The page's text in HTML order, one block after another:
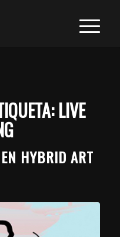
LIVE
HYBRID ART